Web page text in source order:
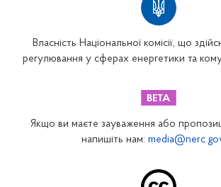
Власність Національної комісії, що
регулювання у сферах енергетики та
Якщо ви маєте зауваження або
напишіть нам: